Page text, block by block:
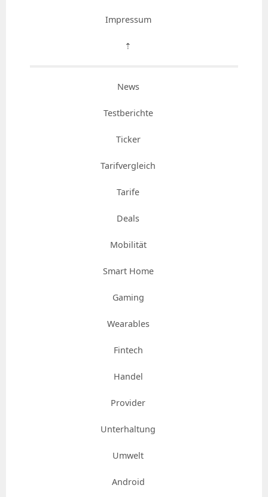
Impressum
⇡
News
Testberichte
Ticker
Tarifvergleich
Tarife
Deals
Mobilität
Smart Home
Gaming
Wearables
Fintech
Handel
Provider
Unterhaltung
Umwelt
Android